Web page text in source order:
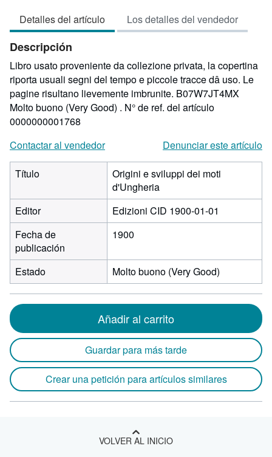
5
de
estrellas
Detalles del artículo Los detalles del vendedor
Descripción
Libro usato proveniente da collezione privata, la copertina
riporta usuali segni del tempo e piccole tracce dâ uso. Le
pagine risultano lievemente imbrunite. B07W7JT4MX
Molto buono (Very Good) . N° de ref. del artículo
0000000001768
Contactar al vendedor
Denunciar este artículo
Título
Origini e sviluppi dei moti
d'Ungheria
Editor
Edizioni CID 1900-01-01
Fecha de
publicación
1900
Estado Molto buono (Very Good)
Añadir al carrito
Guardar para más tarde
Crear una petición para artículos similares
VOLVER AL INICIO